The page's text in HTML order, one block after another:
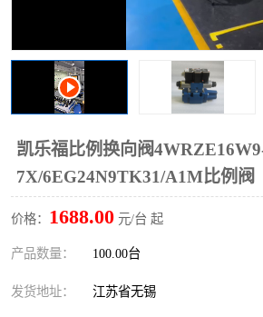
凯乐福比例换向阀
7X/6EG24N9TK31/A1M比例阀
价格： 1688.00 元/台 起
产品数量： 100.00台
发货地址： 江苏省无锡